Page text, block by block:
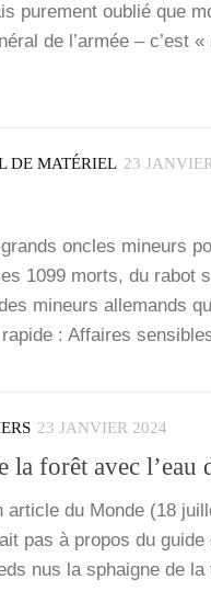
pure­ment oublié que
de l’ar­mée – c’est
DE MATÉRIEL 23
oncles mineurs
1099 morts, du rabot
mineurs alle­mands
: Affaires
23 JANVIER 2024
la forêt avec l’eau
article du Monde (18
pas à pro­pos du
nus la sphaigne de la